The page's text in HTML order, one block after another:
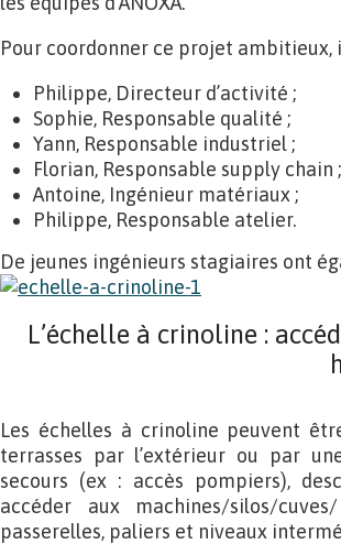
Pour coordonner ce projet
Philippe, Directeur d’activité ;
Sophie, Responsable qualité ;
Yann, Responsable industriel ;
Florian, Responsable supply chain ;
Antoine, Ingénieur matériaux ;
Philippe, Responsable atelier.
De jeunes ingénieurs stagiaires ont
L’échelle à crinoline :
Les échelles à crinoline peuvent
terrasses par l’extérieur ou par
secours (ex : accès pompiers),
accéder aux machines/silos/
passerelles, paliers et niveaux